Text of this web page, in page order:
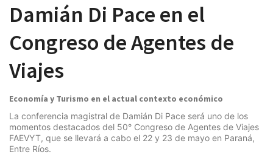
Damián Di Pace en el
Congreso de Agentes de
Viajes
Economía y Turismo en el actual contexto económico
La conferencia magistral de Damián Di Pace será uno de los
momentos destacados del 50° Congreso de Agentes de Viajes
FAEVYT, que se llevará a cabo el 22 y 23 de mayo en Paraná,
Entre Ríos.